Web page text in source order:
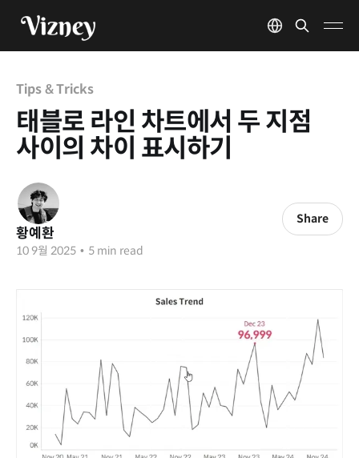
Tips & Tricks
태블로 라인 차트에서 두 지점
사이의 차이 표시하기
황예환
10 9월 2025 • 5 min read
Share